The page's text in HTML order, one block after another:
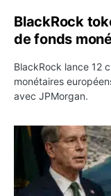
BlackRock
de fonds
BlackRock lance 12
monétaires
avec JPMorgan.
Pétrole : le Brent